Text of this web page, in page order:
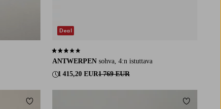
ANTWERPEN sohva, 4:n istuttava
1 415,20 EUR1 769 EUR
3,0 perustuen 5 arvosanaan
Deal
Lisää suosikkeihin Lisää